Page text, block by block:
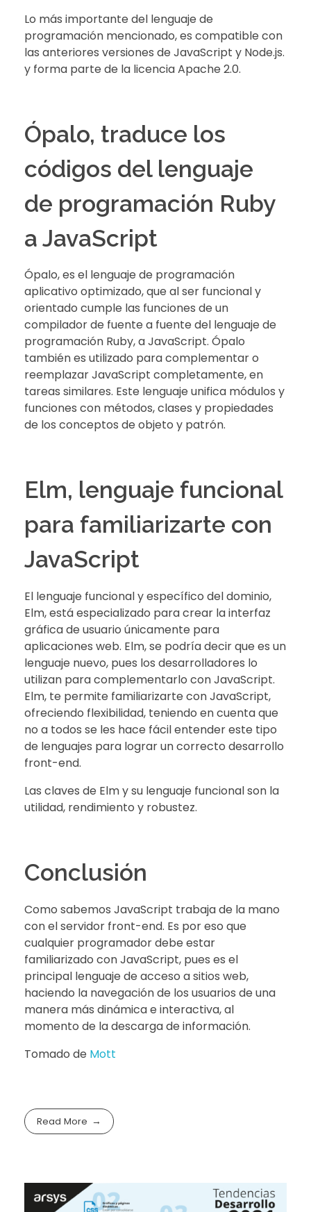
Lo más importante del lenguaje de
programación mencionado, es compatible con
las anteriores versiones de JavaScript y Node.js.
y forma parte de la licencia Apache 2.0.
Ópalo, traduce los
códigos del lenguaje
de programación Ruby
a JavaScript
Ópalo, es el lenguaje de programación
aplicativo optimizado, que al ser funcional y
orientado cumple las funciones de un
compilador de fuente a fuente del lenguaje de
programación Ruby, a JavaScript. Ópalo
también es utilizado para complementar o
reemplazar JavaScript completamente, en
tareas similares. Este lenguaje unifica módulos y
funciones con métodos, clases y propiedades
de los conceptos de objeto y patrón.
Elm, lenguaje funcional
para familiarizarte con
JavaScript
El lenguaje funcional y específico del dominio,
Elm, está especializado para crear la interfaz
gráfica de usuario únicamente para
aplicaciones web. Elm, se podría decir que es un
lenguaje nuevo, pues los desarrolladores lo
utilizan para complementarlo con JavaScript.
Elm, te permite familiarizarte con JavaScript,
ofreciendo flexibilidad, teniendo en cuenta que
no a todos se les hace fácil entender este tipo
de lenguajes para lograr un correcto desarrollo
front-end.
Las claves de Elm y su lenguaje funcional son la
utilidad, rendimiento y robustez.
Conclusión
Como sabemos JavaScript trabaja de la mano
con el servidor front-end. Es por eso que
cualquier programador debe estar
familiarizado con JavaScript, pues es el
principal lenguaje de acceso a sitios web,
haciendo la navegación de los usuarios de una
manera más dinámica e interactiva, al
momento de la descarga de información.
Tomado de Mott
Read More